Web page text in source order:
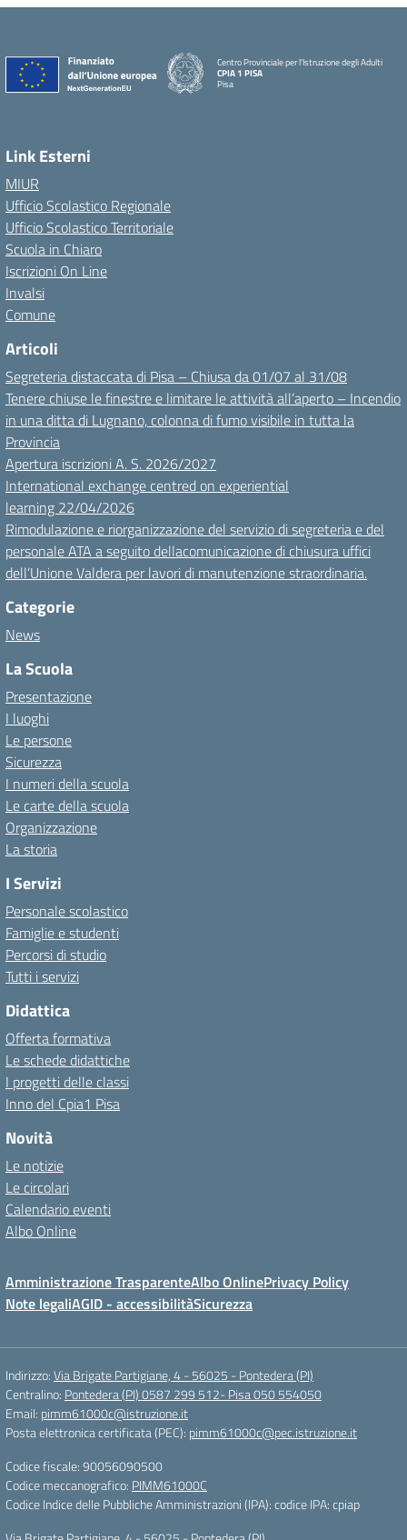
Centro Provinciale per l'Istruzione degli Adulti
CPIA 1 PISA
Pisa
Link Esterni
MIUR
Ufficio Scolastico Regionale
Ufficio Scolastico Territoriale
Scuola in Chiaro
Iscrizioni On Line
Invalsi
Comune
Articoli
Segreteria distaccata di Pisa – Chiusa da 01/07 al 31/08
Tenere chiuse le finestre e limitare le attività all’aperto – Incendio
in una ditta di Lugnano, colonna di fumo visibile in tutta la
Provincia
Apertura iscrizioni A. S. 2026/2027
International exchange centred on experiential
learning 22/04/2026
Rimodulazione e riorganizzazione del servizio di segreteria e del
personale ATA a seguito dellacomunicazione di chiusura uffici
dell’Unione Valdera per lavori di manutenzione straordinaria.
Categorie
News
La Scuola
Presentazione
I luoghi
Le persone
Sicurezza
I numeri della scuola
Le carte della scuola
Organizzazione
La storia
I Servizi
Personale scolastico
Famiglie e studenti
Percorsi di studio
Tutti i servizi
Didattica
Offerta formativa
Le schede didattiche
I progetti delle classi
Inno del Cpia1 Pisa
Novità
Le notizie
Le circolari
Calendario eventi
Albo Online
Amministrazione TrasparenteAlbo OnlinePrivacy Policy
Note legaliAGID - accessibilitàSicurezza
Indirizzo:Via Brigate Partigiane, 4 - 56025 - Pontedera (PI)
Centralino: Pontedera (PI) 0587 299 512- Pisa 050 554050
Email: pimm61000c@istruzione.it
Posta elettronica certificata (PEC): pimm61000c@pec.istruzione.it
Codice fiscale: 90056090500
Codice meccanografico: PIMM61000C
Codice Indice delle Pubbliche Amministrazioni (IPA): codice IPA: cpiap